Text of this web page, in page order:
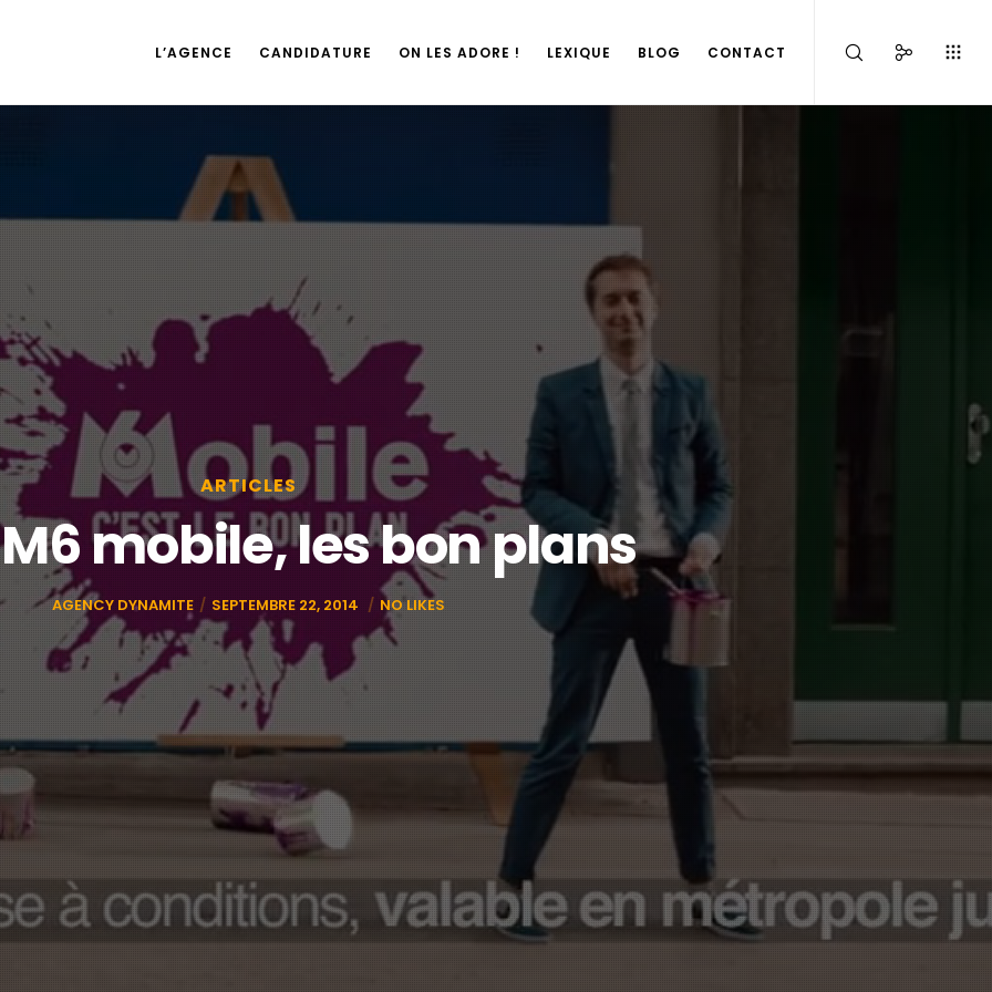
L’AGENCE CANDIDATURE ON LES ADORE ! LEXIQUE BLOG CONTACT
ARTICLES
mobile, les bon plans
AGENCY DYNAMITE SEPTEMBRE 22, 2014 NO LIKES